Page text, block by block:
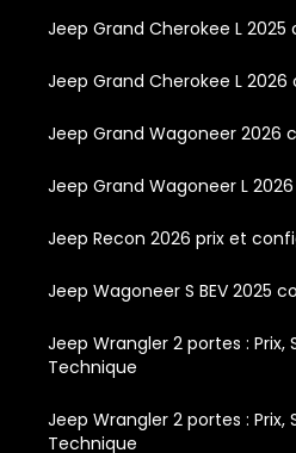
Jeep Grand Cherokee L
Jeep Grand Cherokee L
Jeep Grand Wagoneer 2026
Jeep Grand Wagoneer L
Jeep Recon 2026 prix et
Jeep Wagoneer S BEV 2025
Jeep Wrangler 2 portes : Prix,
Technique
Jeep Wrangler 2 portes : Prix,
Technique